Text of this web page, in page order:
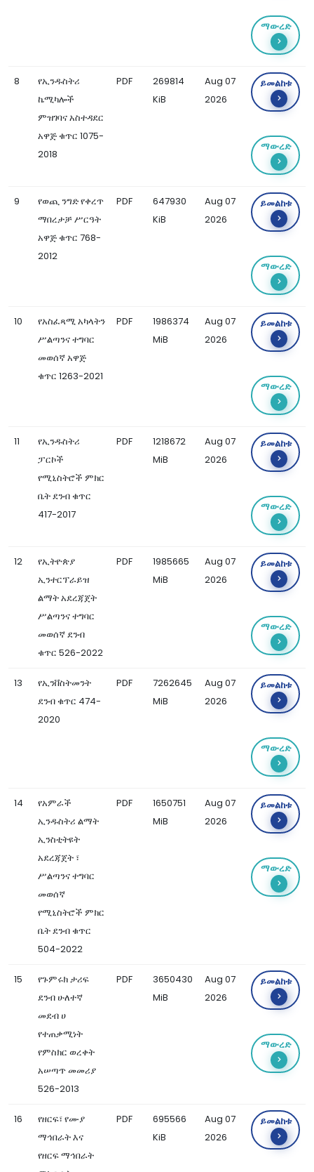
ማውረድ
8
የኢንዱስትሪ
ኬሚካሎች
ምዝገባና አስተዳደር
አዋጅ ቁጥር 1075-
2018
PDF
269814
KiB
Aug 07
2026
ይመልከቱ
ማውረድ
9
የወጪ ንግድ የቀረጥ
ማበረታቻ ሥርዓት
አዋጅ ቁጥር 768-
2012
PDF
647930
KiB
Aug 07
2026
ይመልከቱ
ማውረድ
10
የአስፈጻሚ አካላትን
ሥልጣንና ተግባር
መወሰኛ አዋጅ
ቁጥር 1263-2021
PDF
1986374
MiB
Aug 07
2026
ይመልከቱ
ማውረድ
11
የኢንዱስትሪ
ፓርኮች
የሚኒስትሮች ምክር
ቤት ደንብ ቁጥር
417-2017
PDF
1218672
MiB
Aug 07
2026
ይመልከቱ
ማውረድ
12
የኢትዮጵያ
ኢንተርፕራይዝ
ልማት አደረጃጀት
ሥልጣንና ተግባር
መወሰኛ ደንብ
ቁጥር 526-2022
PDF
1985665
MiB
Aug 07
2026
ይመልከቱ
ማውረድ
13
የኢንቨስትመንት
ደንብ ቁጥር 474-
2020
PDF
7262645
MiB
Aug 07
2026
ይመልከቱ
ማውረድ
14
የአምራች
ኢንዱስትሪ ልማት
ኢንስቲትዩት
አደረጃጀት ፣
ሥልጣንና ተግባር
መወሰኛ
የሚኒስትሮች ምክር
ቤት ደንብ ቁጥር
504-2022
PDF
1650751
MiB
Aug 07
2026
ይመልከቱ
ማውረድ
15
የጉምሩክ ታሪፍ
ደንብ ሁለተኛ
መደብ ሀ
የተጠቃሚነት
የምስክር ወረቀት
አሠጣጥ መመሪያ
526-2013
PDF
3650430
MiB
Aug 07
2026
ይመልከቱ
ማውረድ
16
የዘርፍ፣ የሙያ
ማኅበራት እና
የዘርፍ ማኅበራት
PDF
695566
KiB
Aug 07
2026
ይመልከቱ